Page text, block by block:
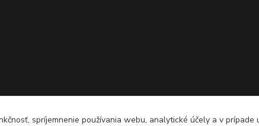
spríjemnenie používania webu, analytické účely a v prípade